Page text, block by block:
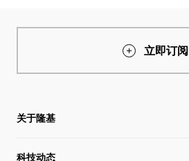
立即订阅
关于隆基
关于隆基
科技动态